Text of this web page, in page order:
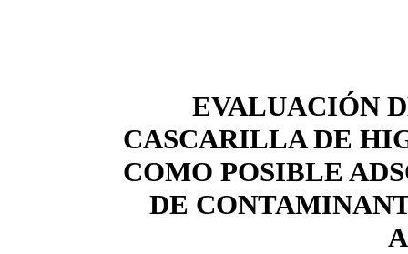
EVALUACIÓN
CASCARILLA DE
COMO POSIBLE
DE